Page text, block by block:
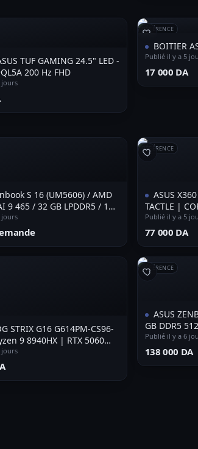
TUF GAMING 24.5" LED -
200 Hz FHD
jours
RÉFÉRENCE
BOITIER
Publié il y a 5
⁦17 000 DA⁩
S 16 (UM5606) / AMD
9 465 / 32 GB LPDDR5 / 1TB
16" 3K OLED 120HZ
jours
RÉFÉRENCE
ASUS
TACTLE |
512 NVMe
Publié il y a 5
⁦77 000 DA⁩
STRIX G16 G614PM-CS96-
9 8940HX | RTX 5060
32GB DDR5 | SSD 1TB |
16" 240Hz ***vendu**
jours
RÉFÉRENCE
ASUS
GB DDR5
FHD
Publié il y a 6
⁦138 000 DA⁩